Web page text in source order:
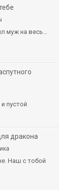
муж на весь...
пустой
дракона
Наш с тобой